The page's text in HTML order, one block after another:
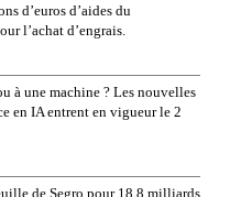
d’euros d’aides du
l’achat d’engrais.
à une machine ? Les nouvelles
en IA entrent en vigueur le 2
de Segro pour 18,8 milliards